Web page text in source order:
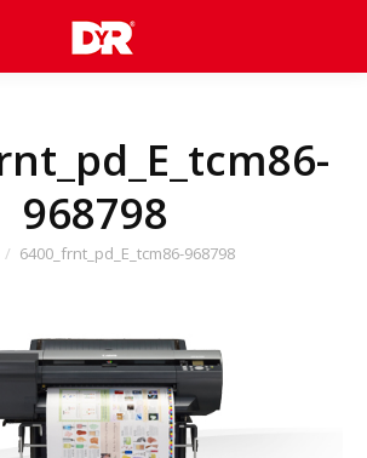
968798
6400_frnt_pd_E_tcm86-968798